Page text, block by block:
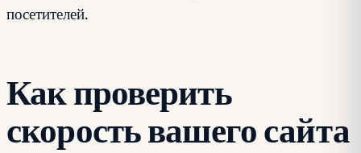
посетителей.
Как проверить
скорость вашего сайта